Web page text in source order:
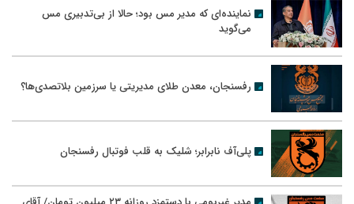
نماینده‌ای که مدیر مس بود؛ حالا از بی‌تدبیری مس
می‌گوید
رفسنجان، معدن طلای مدیریتی یا سرزمین بلاتصدی‌ها؟
پلی‌آف نابرابر؛ شلیک به قلب فوتبال رفسنجان